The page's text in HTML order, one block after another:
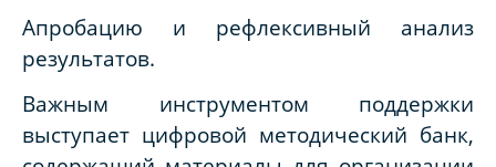
Апробацию и рефлексивный анализ
результатов.
Важным инструментом поддержки
выступает цифровой методический банк,